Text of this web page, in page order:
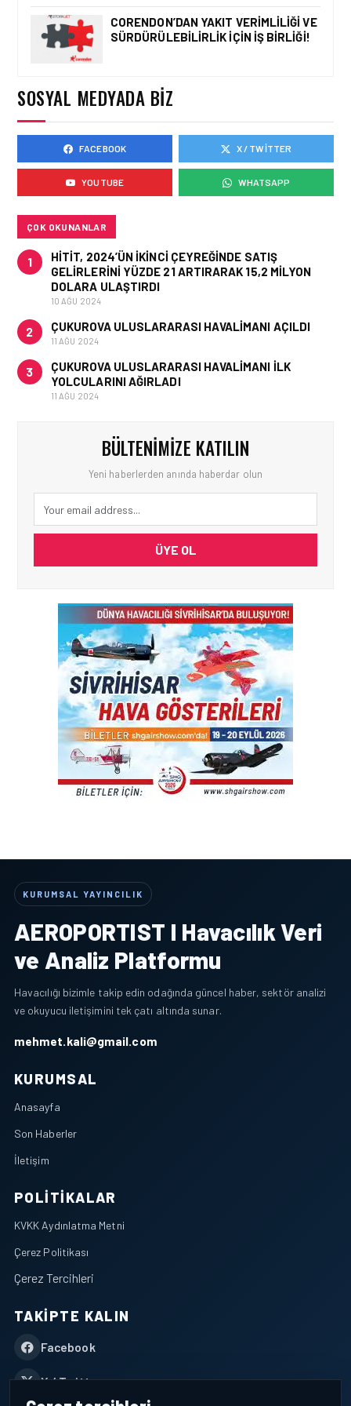
HAVAALANI • 05 AĞU 2026
HAVAALANI • 05 AĞU 2026
ISG’NIN TERMINAL
MEMURLARINDAN CAN
KURTARAN HAMLE
CORENDON’DAN YAKIT VERIMLILIĞI VE
SÜRDÜRÜLEBILIRLIK IÇIN İŞ BIRLIĞI!
SOSYAL MEDYADA BIZ
FACEBOOK X / TWITTER
YOUTUBE WHATSAPP
ÇOK OKUNANLAR
1
HITIT, 2024’ÜN IKINCI ÇEYREĞINDE SATIŞ
GELIRLERINI YÜZDE 21 ARTIRARAK 15,2 MILYON
DOLARA ULAŞTIRDI
10 AĞU 2024
2 ÇUKUROVA ULUSLARARASI HAVALIMANI AÇILDI
11 AĞU 2024
3
ÇUKUROVA ULUSLARARASI HAVALIMANI İLK
YOLCULARINI AĞIRLADI
11 AĞU 2024
BÜLTENIMIZE KATILIN
Yeni haberlerden anında haberdar olun
ÜYE OL
KURUMSAL YAYINCILIK
AEROPORTIST I Havacılık Veri
ve Analiz Platformu
Havacılığı bizimle takip edin odağında güncel haber, sektör analizi
ve okuyucu iletişimini tek çatı altında sunar.
mehmet.kali@gmail.com
KURUMSAL
Anasayfa
Son Haberler
İletişim
POLITIKALAR
KVKK Aydınlatma Metni
Çerez Politikası
Çerez Tercihleri
TAKIPTE KALIN
Facebook
X / Twitter